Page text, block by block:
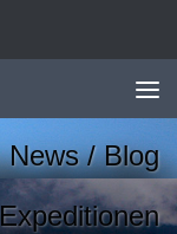
News / Blog
Expeditionen